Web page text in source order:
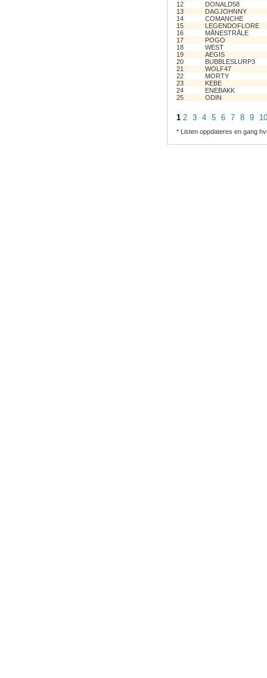
12
DONALD58
13
DAGJOHNNY
14
COMANCHE
15
LEGENDOFLORE
16
MÅNESTRÅLE
17
POGO
18
WEST
19
AEGIS
20
BUBBLESLURP3
21
WOLF47
22
MORTY
23
KEBE
24
ENEBAKK
25
ODIN
1 2 3 4 5 6 7 8 9 10
* Listen oppdateres en gang